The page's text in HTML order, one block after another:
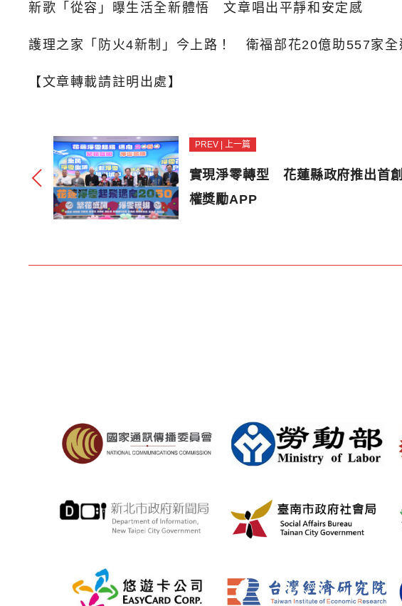
新歌「從容」曝生活全新體悟 文章唱出平靜和安定感
護理之家「防火4新制」今上路！ 衛福部花20億助557家全
【文章轉載請註明出處】
PREV | 上一篇
實現淨零轉型 花蓮縣政府推出首
權獎勵APP